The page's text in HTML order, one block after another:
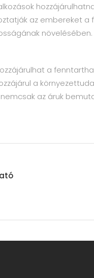
az embereket
a
a
az áruk